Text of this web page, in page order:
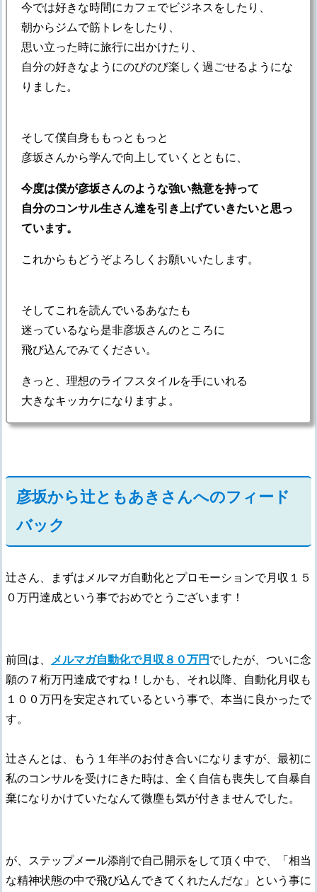
今では好きな時間にカフェでビジネスをしたり、
朝からジムで筋トレをしたり、
思い立った時に旅行に出かけたり、
自分の好きなようにのびのび楽しく過ごせるようにな
りました。
そして僕自身ももっともっと
彦坂さんから学んで向上していくとともに、
今度は僕が彦坂さんのような強い熱意を持って
自分のコンサル生さん達を引き上げていきたいと思っ
ています。
これからもどうぞよろしくお願いいたします。
そしてこれを読んでいるあなたも
迷っているなら是非彦坂さんのところに
飛び込んでみてください。
きっと、理想のライフスタイルを手にいれる
大きなキッカケになりますよ。
彦坂から辻ともあきさんへのフィード
バック
辻さん、まずはメルマガ自動化とプロモーションで月収１５
０万円達成という事でおめでとうございます！
前回は、 メルマガ自動化で月収８０万円 でしたが、ついに念
願の７桁万円達成ですね！しかも、それ以降、自動化月収も
１００万円を安定されているという事で、本当に良かったで
す。
辻さんとは、もう１年半のお付き合いになりますが、最初に
私のコンサルを受けにきた時は、全く自信も喪失して自暴自
棄になりかけていたなんて微塵も気が付きませんでした。
が、ステップメール添削で自己開示をして頂く中で、「相当
な精神状態の中で飛び込んできてくれたんだな」という事に